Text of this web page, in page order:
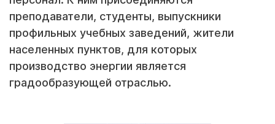
преподаватели, студенты, выпускники
профильных учебных заведений, жители
населенных пунктов, для которых
производство энергии является
градообразующей отраслью.